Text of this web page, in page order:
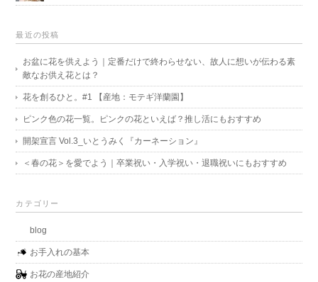
最近の投稿
お盆に花を供えよう｜定番だけで終わらせない、故人に想いが伝わる素
敵なお供え花とは？
花を創るひと。#1 【産地：モテギ洋蘭園】
ピンク色の花一覧。ピンクの花といえば？推し活にもおすすめ
開架宣言 Vol.3_いとうみく『カーネーション』
＜春の花＞を愛でよう｜卒業祝い・入学祝い・退職祝いにもおすすめ
カテゴリー
blog
お手入れの基本
お花の産地紹介